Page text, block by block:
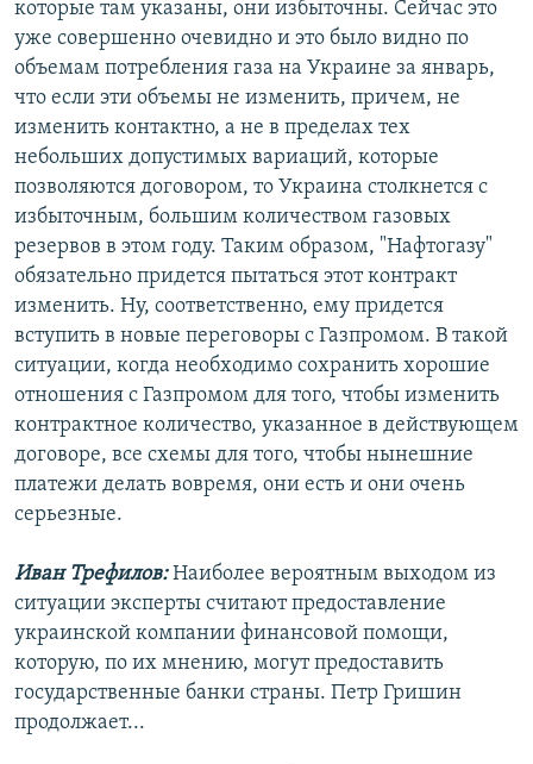
которые там указаны, они избыточны. Сейчас это
уже совершенно очевидно и это было видно по
объемам потребления газа на Украине за январь,
что если эти объемы не изменить, причем, не
изменить контактно, а не в пределах тех
небольших допустимых вариаций, которые
позволяются договором, то Украина столкнется с
избыточным, большим количеством газовых
резервов в этом году. Таким образом, "Нафтогазу"
обязательно придется пытаться этот контракт
изменить. Ну, соответственно, ему придется
вступить в новые переговоры с Газпромом. В такой
ситуации, когда необходимо сохранить хорошие
отношения с Газпромом для того, чтобы изменить
контрактное количество, указанное в действующем
договоре, все схемы для того, чтобы нынешние
платежи делать вовремя, они есть и они очень
серьезные.
Иван Трефилов:Наиболее вероятным выходом из
ситуации эксперты считают предоставление
украинской компании финансовой помощи,
которую, по их мнению, могут предоставить
государственные банки страны. Петр Гришин
продолжает...